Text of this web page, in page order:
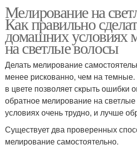
Мелирование на
Как правильно
домашних условиях
на светлые волосы
Делать мелирование
менее рискованно, чем на
в цвете позволяет скрыть ошибки
обратное мелирование на
условиях очень трудно, и лучше
Существует два проверенных
мелирование самостоятельно.